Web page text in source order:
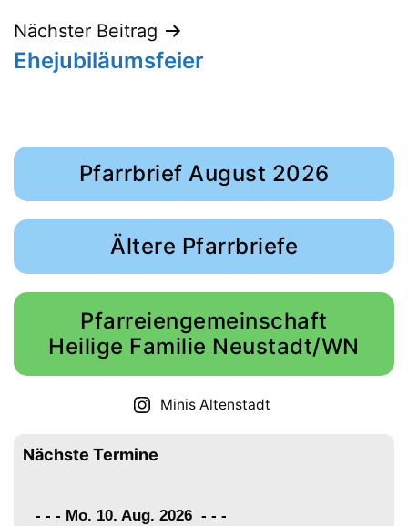
Nächster Beitrag
Ehejubiläumsfeier
Pfarrbrief August 2026
Ältere Pfarrbriefe
Pfarreiengemeinschaft
Heilige Familie Neustadt/WN
Minis Altenstadt
Nächste Termine
- - - Mo. 10. Aug. 2026 - - -